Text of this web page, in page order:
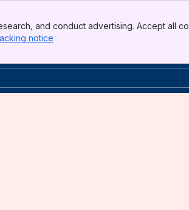
and conduct advertising. Accept all
notice